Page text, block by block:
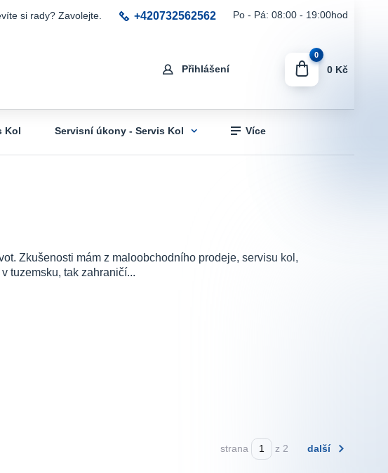
Přihlášení
si rady? Zavolejte. +420732562562 Po - Pá: 08:00 - 19:00hod
0
0 Kč
Kol Servisní úkony - Servis Kol Více
Zkušenosti mám z maloobchodního prodeje, servisu kol,
tuzemsku, tak zahraničí...
strana z 2 další